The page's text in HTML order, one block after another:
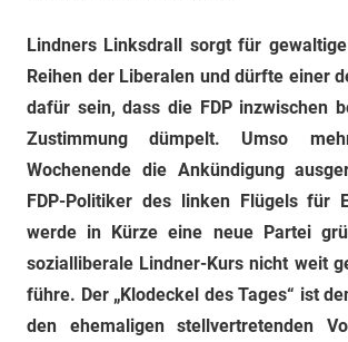
Lindners Linksdrall sorgt für
Reihen der Liberalen und dürfte einer
dafür sein, dass die FDP inzwischen
Zustimmung dümpelt. Umso
Wochenende die Ankündigung
FDP-Politiker des linken Flügels für
werde in Kürze eine neue Partei
sozialliberale Lindner-Kurs nicht weit
führe. Der „Klodeckel des Tages“ ist
den ehemaligen stellvertretenden